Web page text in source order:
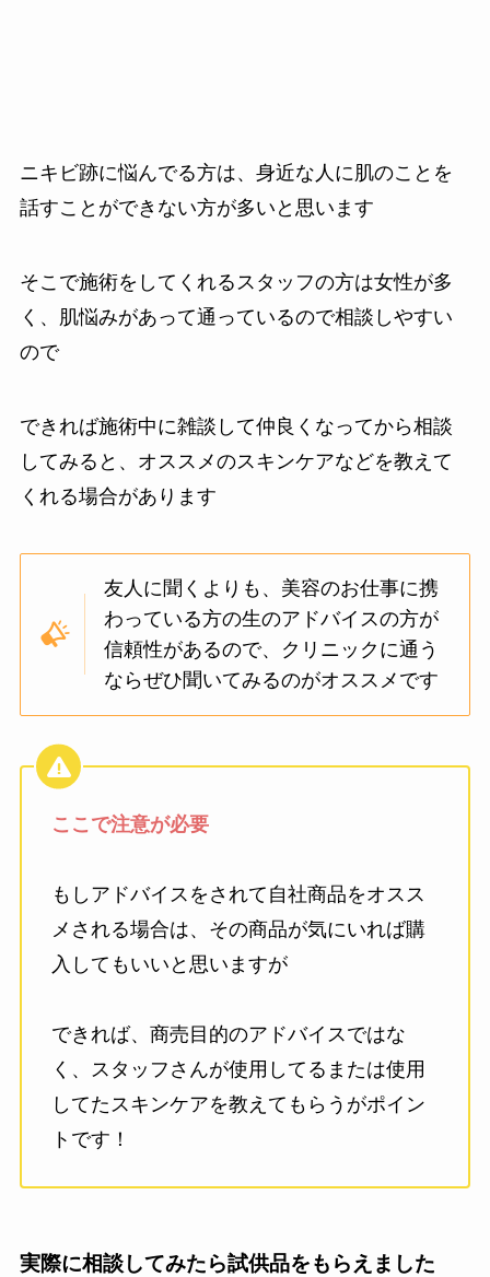
ニキビ跡に悩んでる方は、身近な人に肌のことを
話すことができない方が多いと思います
そこで施術をしてくれるスタッフの方は女性が多
く、肌悩みがあって通っているので相談しやすい
ので
できれば施術中に雑談して仲良くなってから相談
してみると、オススメのスキンケアなどを教えて
くれる場合があります
友人に聞くよりも、美容のお仕事に携
わっている方の生のアドバイスの方が
信頼性があるので、クリニックに通う
ならぜひ聞いてみるのがオススメです
ここで注意が必要
もしアドバイスをされて自社商品をオスス
メされる場合は、その商品が気にいれば購
入してもいいと思いますが
できれば、商売目的のアドバイスではな
く、スタッフさんが使用してるまたは使用
してたスキンケアを教えてもらうがポイン
トです！
実際に相談してみたら試供品をもらえました